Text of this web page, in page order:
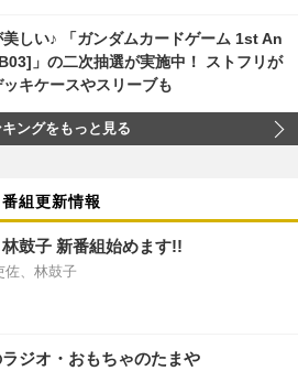
しい♪ 「ガンダムカードゲーム 1st An
」の二次抽選が実施中！ ストフリが
キケースやスリーブも
キングをもっと見る
番組更新情報
鼓子 新番組始めます!!
佐、林鼓子
ジオ・おもちゃのたまや